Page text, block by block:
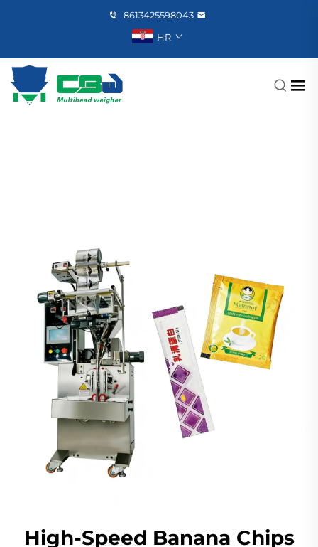
8613425598043
HR
High-Speed Banana Chips